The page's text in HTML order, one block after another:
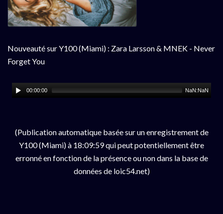
Nouveauté sur Y100 (Miami) : Zara Larsson & MNEK - Never
Forget You
00:00:00 NaN:NaN
(Publication automatique basée sur un enregistrement de
Y100 (Miami) à 18:09:59 qui peut potentiellement être
erronné en fonction de la présence ou non dans la base de
données de loic54.net)